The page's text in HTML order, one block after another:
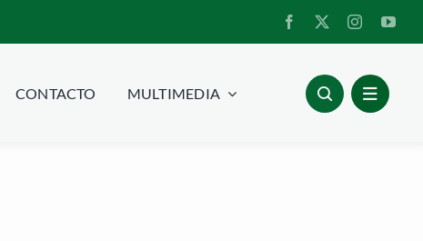
CONTACTO MULTIMEDIA